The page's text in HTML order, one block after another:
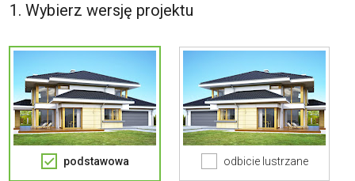
1. Wybierz wersję projektu
podstawowa odbicie lustrzane